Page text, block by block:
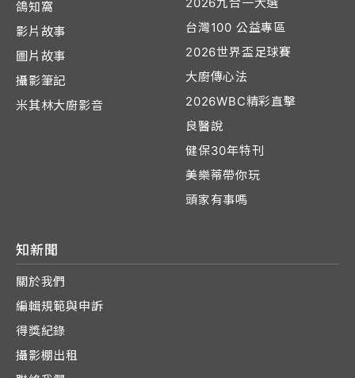
鴿知窩
影片故事
圖片故事
攝影筆記
米其林大廚影音
台灣100 公益專區
2026世界盃足球賽
大廚傳心法
2026WBC精彩直擊
良醫說
健保30年特刊
美樂蒂帶你玩
頭家有事嗎
知新聞
關於我們
編輯規範與申訴
得獎紀錄
攝影棚出租